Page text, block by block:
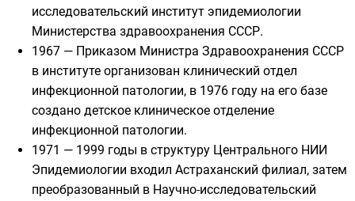
исследовательский институт эпидемиологии
Министерства здравоохранения СССР.
1967 — Приказом Министра Здравоохранения СССР
в институте организован клинический отдел
инфекционной патологии, в 1976 году на его базе
создано детское клиническое отделение
инфекционной патологии.
1971 — 1999 годы в структуру Центрального НИИ
Эпидемиологии входил Астраханский филиал, затем
преобразованный в Научно-исследовательский